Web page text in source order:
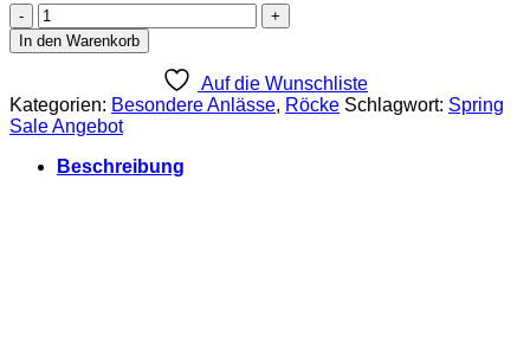
Cassy
Rock
Ebook
32-
52
[Digital]
Menge
In den Warenkorb
Auf die Wunschliste
Kategorien: Besondere Anlässe, Röcke Schlagwort: Spring
Sale Angebot
Beschreibung